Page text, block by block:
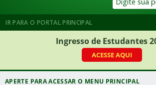
IR PARA O PORTAL PRINCIPAL
Ingresso de Estudantes
ACESSE AQUI